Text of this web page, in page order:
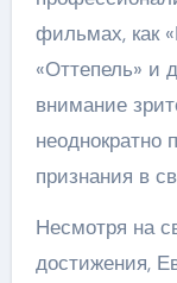
фильмах, как
«Оттепель» и
внимание
неоднократно
признания в
Несмотря на
достижения,